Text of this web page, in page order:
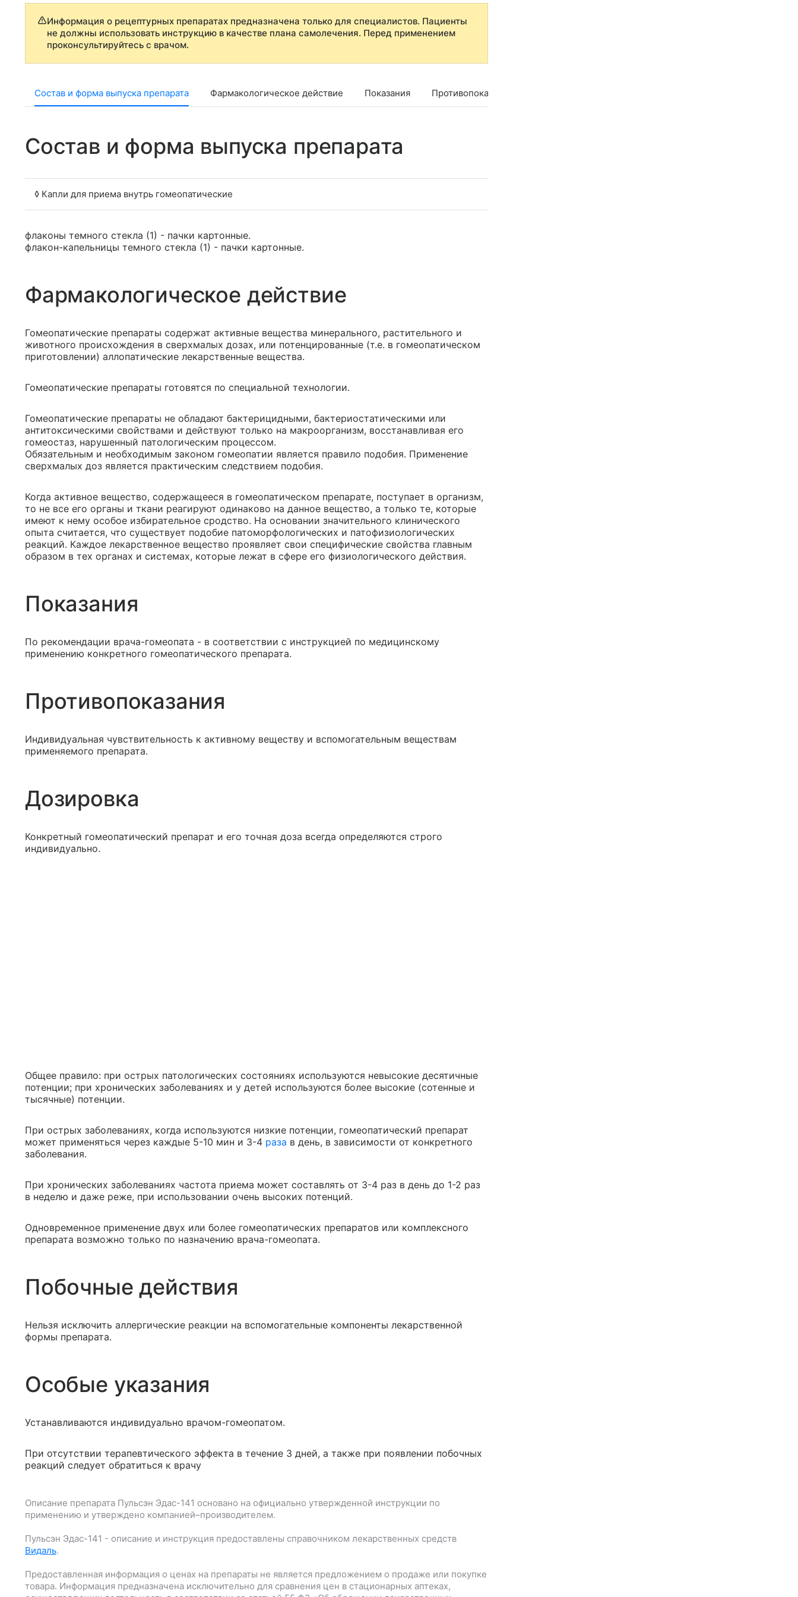
Информация о рецептурных препаратах предназначена только для специалистов. Пациенты
не должны использовать инструкцию в качестве плана самолечения. Перед применением
проконсультируйтесь с врачом.
Состав и форма выпуска препарата Фармакологическое действие Показания Противопоказания
Состав и форма выпуска препарата
◊ Капли для приема внутрь гомеопатические
флаконы темного стекла (1) - пачки картонные.
флакон-капельницы темного стекла (1) - пачки картонные.
Фармакологическое действие
Гомеопатические препараты содержат активные вещества минерального, растительного и
животного происхождения в сверхмалых дозах, или потенцированные (т.е. в гомеопатическом
приготовлении) аллопатические лекарственные вещества.
Гомеопатические препараты готовятся по специальной технологии.
Гомеопатические препараты не обладают бактерицидными, бактериостатическими или
антитоксическими свойствами и действуют только на макроорганизм, восстанавливая его
гомеостаз, нарушенный патологическим процессом.
Обязательным и необходимым законом гомеопатии является правило подобия. Применение
сверхмалых доз является практическим следствием подобия.
Когда активное вещество, содержащееся в гомеопатическом препарате, поступает в организм,
то не все его органы и ткани реагируют одинаково на данное вещество, а только те, которые
имеют к нему особое избирательное сродство. На основании значительного клинического
опыта считается, что существует подобие патоморфологических и патофизиологических
реакций. Каждое лекарственное вещество проявляет свои специфические свойства главным
образом в тех органах и системах, которые лежат в сфере его физиологического действия.
Показания
По рекомендации врача-гомеопата - в соответствии с инструкцией по медицинскому
применению конкретного гомеопатического препарата.
Противопоказания
Индивидуальная чувствительность к активному веществу и вспомогательным веществам
применяемого препарата.
Дозировка
Конкретный гомеопатический препарат и его точная доза всегда определяются строго
индивидуально.
Общее правило: при острых патологических состояниях используются невысокие десятичные
потенции; при хронических заболеваниях и у детей используются более высокие (сотенные и
тысячные) потенции.
При острых заболеваниях, когда используются низкие потенции, гомеопатический препарат
может применяться через каждые 5-10 мин и 3-4 раза в день, в зависимости от конкретного
заболевания.
При хронических заболеваниях частота приема может составлять от 3-4 раз в день до 1-2 раз
в неделю и даже реже, при использовании очень высоких потенций.
Одновременное применение двух или более гомеопатических препаратов или комплексного
препарата возможно только по назначению врача-гомеопата.
Побочные действия
Нельзя исключить аллергические реакции на вспомогательные компоненты лекарственной
формы препарата.
Особые указания
Устанавливаются индивидуально врачом-гомеопатом.
При отсутствии терапевтического эффекта в течение 3 дней, а также при появлении побочных
реакций следует обратиться к врачу
Описание препарата Пульсэн Эдас-141 основано на официально утвержденной инструкции по
применению и утверждено компанией–производителем.
Пульсэн Эдас-141 - описание и инструкция предоставлены справочником лекарственных средств
Видаль.
Предоставленная информация о ценах на препараты не является предложением о продаже или покупке
товара. Информация предназначена исключительно для сравнения цен в стационарных аптеках,